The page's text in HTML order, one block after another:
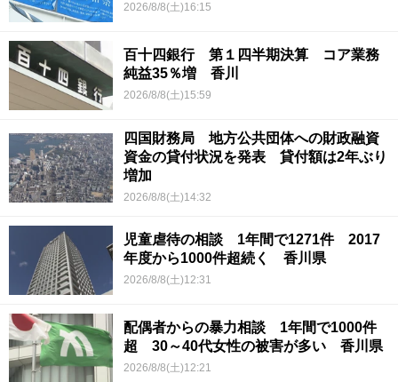
2026/8/8(土)16:15
百十四銀行 第１四半期決算 コア業務
純益35％増 香川
2026/8/8(土)15:59
四国財務局 地方公共団体への財政融資
資金の貸付状況を発表 貸付額は2年ぶり
増加
2026/8/8(土)14:32
児童虐待の相談 1年間で1271件 2017
年度から1000件超続く 香川県
2026/8/8(土)12:31
配偶者からの暴力相談 1年間で1000件
超 30～40代女性の被害が多い 香川県
2026/8/8(土)12:21